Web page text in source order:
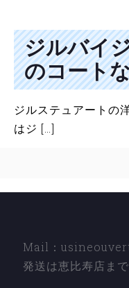
ジルバイ
のコート
ジルステュアートの
はジ […]
Mail：
発送は恵比寿店まで